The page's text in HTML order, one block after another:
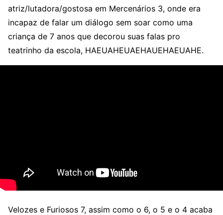
atriz/lutadora/gostosa em Mercenários 3, onde era
incapaz de falar um diálogo sem soar como uma
criança de 7 anos que decorou suas falas pro
teatrinho da escola, HAEUAHEUAEHAUEHAEUAHE.
Velozes e Furiosos 7, assim como o 6, o 5 e o 4 acaba